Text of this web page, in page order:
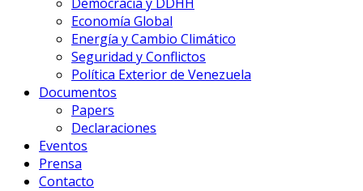
Economía Global
Energía y Cambio Climático
Seguridad y Conflictos
Política Exterior de Venezuela
Documentos
Papers
Declaraciones
Eventos
Prensa
Contacto